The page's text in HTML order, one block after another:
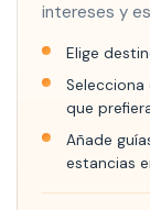
intereses y
Elige
que
Añade
estancias